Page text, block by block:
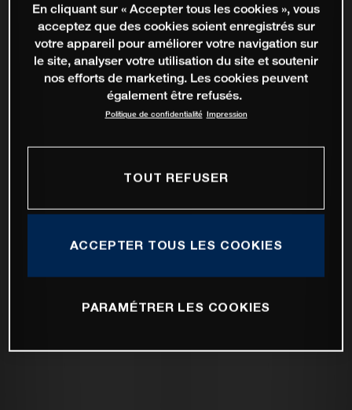
En cliquant sur « Accepter tous les cookies », vous
acceptez que des cookies soient enregistrés sur
votre appareil pour améliorer votre navigation sur
le site, analyser votre utilisation du site et soutenir
nos efforts de marketing. Les cookies peuvent
également être refusés.
Politique de confidentialité Impression
TOUT REFUSER
ACCEPTER TOUS LES COOKIES
PARAMÉTRER LES COOKIES